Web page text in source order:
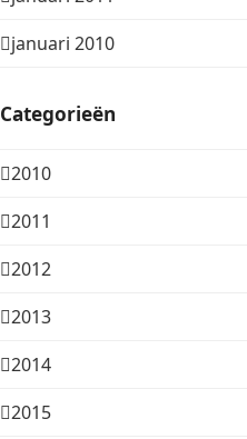
januari 2010
Categorieën
2010
2011
2012
2013
2014
2015